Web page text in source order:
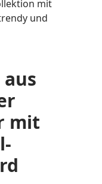
mit
und
mit